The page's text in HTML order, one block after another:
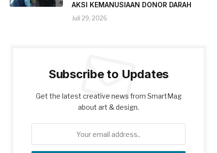
AKSI KEMANUSIAAN DONOR DARAH
Juli 29, 2026
Subscribe to Updates
Get the latest creative news from SmartMag
about art & design.